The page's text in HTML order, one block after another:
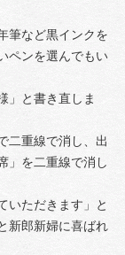
筆など黒インクを
ペンを選んでもい
」と書き直しま
二重線で消し、出
」を二重線で消し
いただきます」と
新郎新婦に喜ばれ